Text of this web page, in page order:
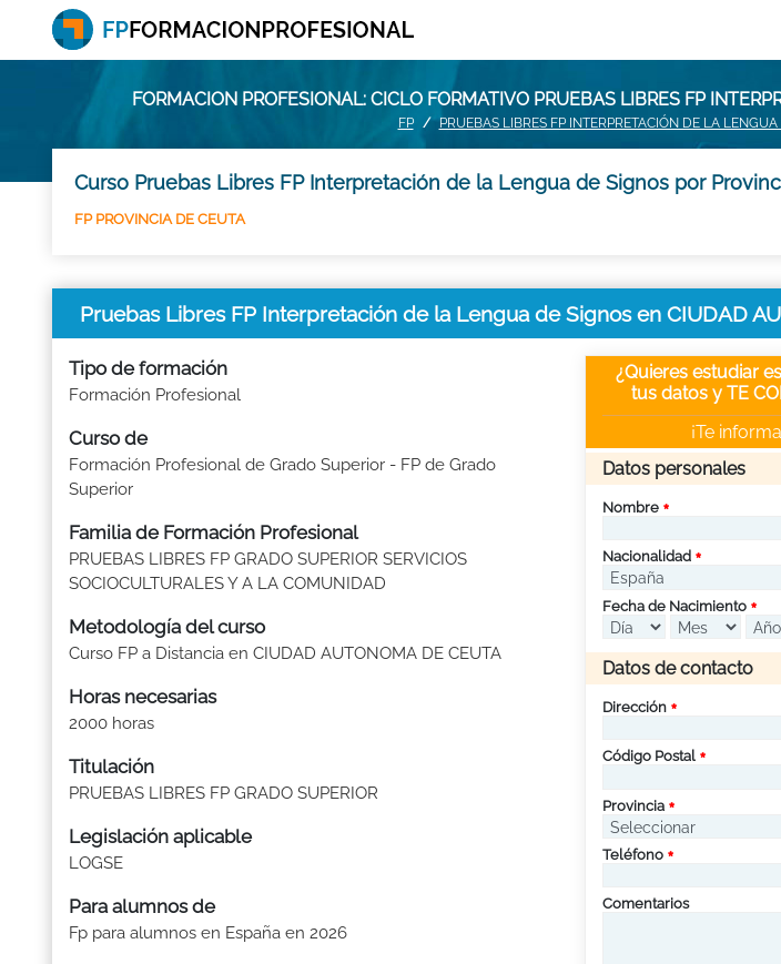
FORMACION PROFESIONAL: CICLO FORMATIVO PRUEBAS LIBRES FP
FP PRUEBAS LIBRES FP INTERPRETACIÓN DE LA LENGUA
Curso Pruebas Libres FP Interpretación de la Lengua de Signos por
FP PROVINCIA DE CEUTA
Pruebas Libres FP Interpretación de la Lengua de Signos en CIUDAD
Tipo de formación
Formación Profesional
Curso de
Formación Profesional de Grado Superior - FP de Grado
Superior
Familia de Formación Profesional
PRUEBAS LIBRES FP GRADO SUPERIOR SERVICIOS
SOCIOCULTURALES Y A LA COMUNIDAD
Metodología del curso
Curso FP a Distancia en CIUDAD AUTONOMA DE CEUTA
Horas necesarias
2000 horas
Titulación
PRUEBAS LIBRES FP GRADO SUPERIOR
Legislación aplicable
LOGSE
Para alumnos de
Fp para alumnos en España en 2026
¿Quieres estudiar
tus datos y TE
¡Te
Datos personales
Nombre
Nacionalidad
Fecha de Nacimiento
Datos de contacto
Dirección
Código Postal
Provincia
Teléfono
Comentarios